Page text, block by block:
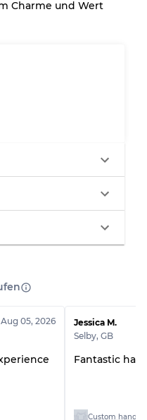
Ratios
60% B, 40% C
A, 40% B, 30% C
Charme und Wert
Aug 05, 2026
Jessica M.
Selby, GB
Fantastic
Custom